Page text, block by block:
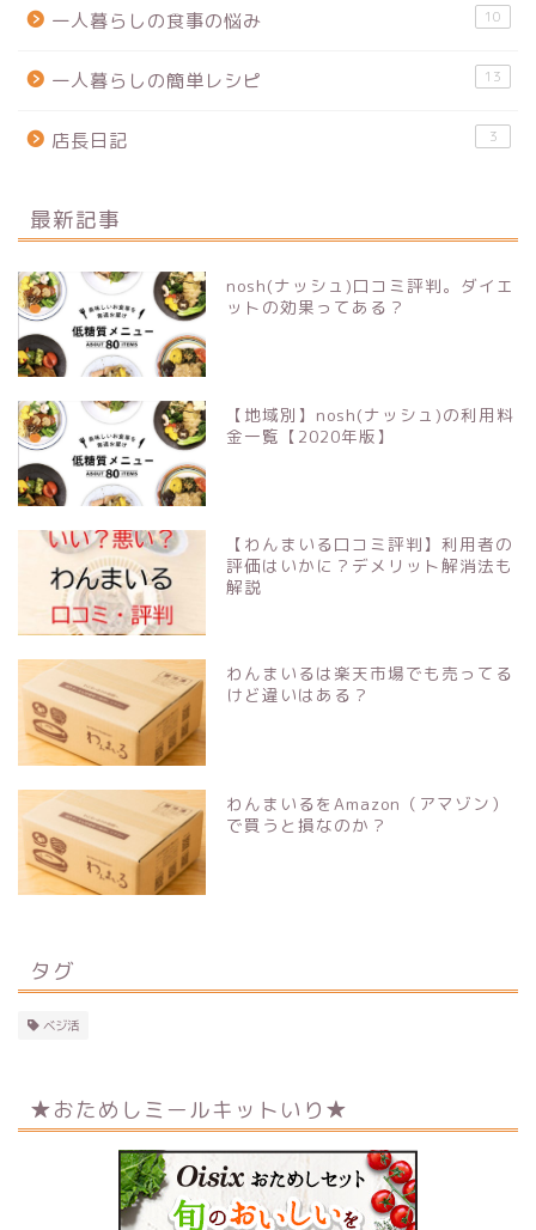
一人暮らしの食事の悩み 10
一人暮らしの簡単レシピ 13
店長日記 3
最新記事
nosh(ナッシュ)口コミ評判。ダイエ
ットの効果ってある？
【地域別】nosh(ナッシュ)の利用料
金一覧【2020年版】
【わんまいる口コミ評判】利用者の
評価はいかに？デメリット解消法も
解説
わんまいるは楽天市場でも売ってる
けど違いはある？
わんまいるをAmazon（アマゾン）
で買うと損なのか？
タグ
ベジ活
★おためしミールキットいり★